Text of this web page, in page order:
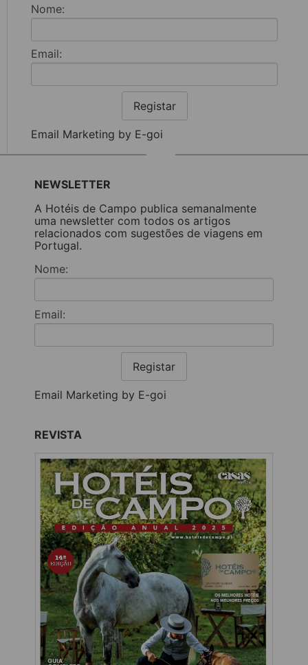
Nome:
Email:
Registar
Email Marketing by E-goi
NEWSLETTER
A Hotéis de Campo publica semanalmente
uma newsletter com todos os artigos
relacionados com sugestões de viagens em
Portugal.
Nome:
Email:
Registar
Email Marketing by E-goi
REVISTA